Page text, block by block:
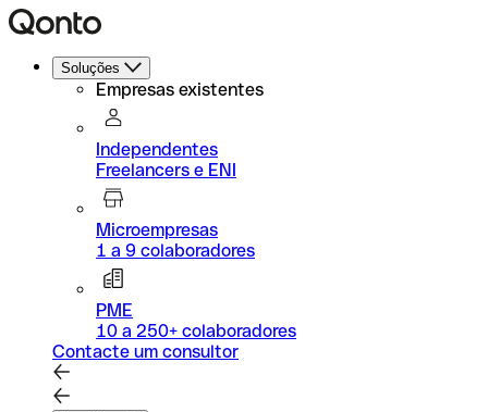
Soluções
Empresas existentes
Independentes
Freelancers e ENI
Microempresas
1 a 9 colaboradores
PME
10 a 250+ colaboradores
Contacte um consultor